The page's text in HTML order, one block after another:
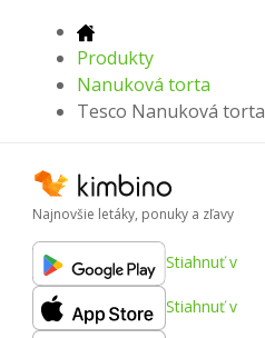
Produkty
Nanuková torta
Tesco Nanuková torta
Najnovšie letáky, ponuky a zľavy
Stiahnuť v
Stiahnuť v